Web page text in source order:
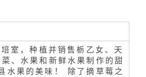
室，种植并销售栃乙女、天
、水果和新鲜水果制作的甜
水果的美味！ 除了摘草莓之